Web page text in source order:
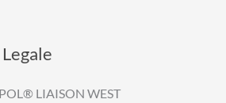
LIAISON WEST